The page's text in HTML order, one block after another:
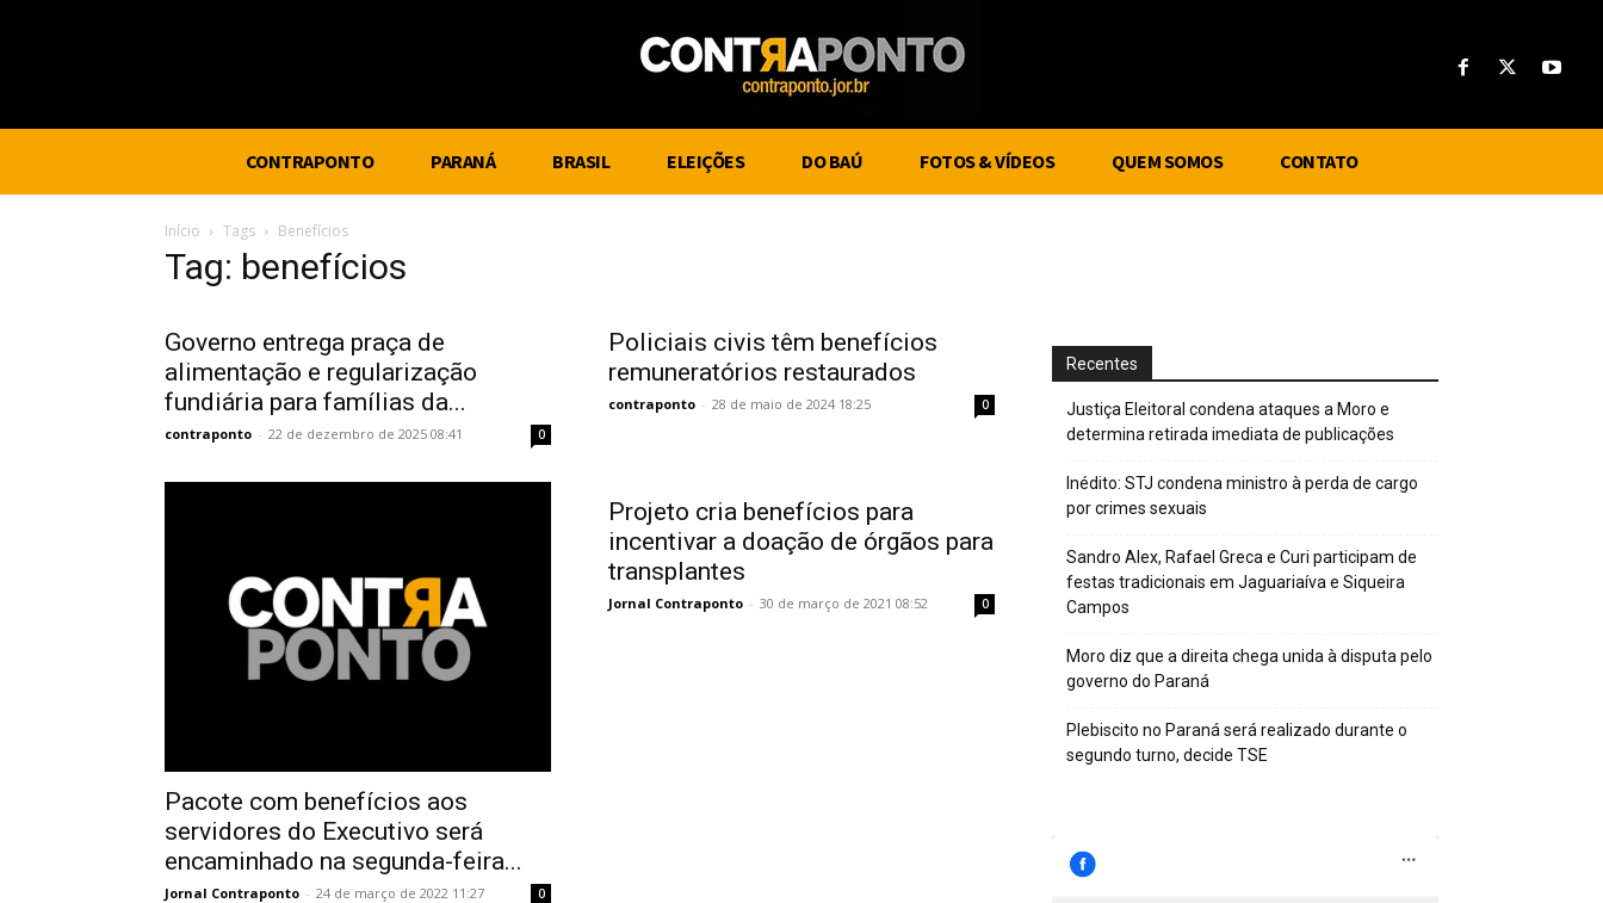
CONTRAPONTO PARANÁ BRASIL ELEIÇÕES DO BAÚ FOTOS & VÍDEOS QUEM SOMOS CONTATO
Início Tags Benefícios
Tag: benefícios
Governo entrega praça de
alimentação e regularização
fundiária para famílias da...
contraponto - 22 de dezembro de 2025 08:41 0
Policiais civis têm benefícios
remuneratórios restaurados
contraponto - 28 de maio de 2024 18:25 0
Pacote com benefícios aos
servidores do Executivo será
encaminhado na segunda-feira...
Jornal Contraponto - 24 de março de 2022 11:27 0
Projeto cria benefícios para
incentivar a doação de órgãos para
transplantes
Jornal Contraponto - 30 de março de 2021 08:52 0
Recentes
Justiça Eleitoral condena ataques a Moro e
determina retirada imediata de publicações
Inédito: STJ condena ministro à perda de cargo
por crimes sexuais
Sandro Alex, Rafael Greca e Curi participam de
festas tradicionais em Jaguariaíva e Siqueira
Campos
Moro diz que a direita chega unida à disputa pelo
governo do Paraná
Plebiscito no Paraná será realizado durante o
segundo turno, decide TSE